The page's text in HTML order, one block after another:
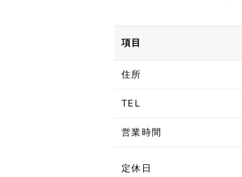
項目
住所
TEL
営業時間
定休日